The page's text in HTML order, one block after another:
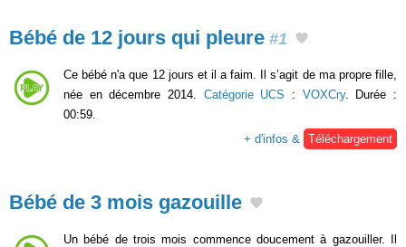
Bébé de 12 jours qui pleure #1
Ce bébé n'a que 12 jours et il a faim. Il s’agit de ma propre fille,
née en décembre 2014. Catégorie UCS : VOXCry. Durée :
00:59.
+ d'infos &
Téléchargement
Bébé de 3 mois gazouille
Un bébé de trois mois commence doucement à gazouiller. Il